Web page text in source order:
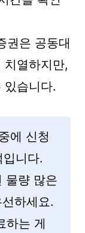
권은 공동대
치열하지만,
있습니다.
에 신청
니다.
물량 많은
하세요.
하는 게